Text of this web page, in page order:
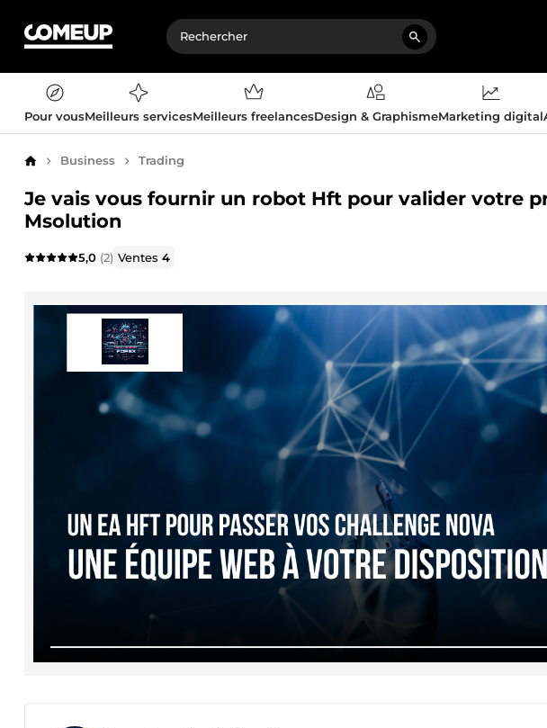
Pour vousMeilleurs servicesMeilleurs freelancesDesign & GraphismeMarketing digital
AccueilBusiness Trading
Je vais vous fournir un robot Hft pour valider votre
Msolution
5,0 (2) Ventes4